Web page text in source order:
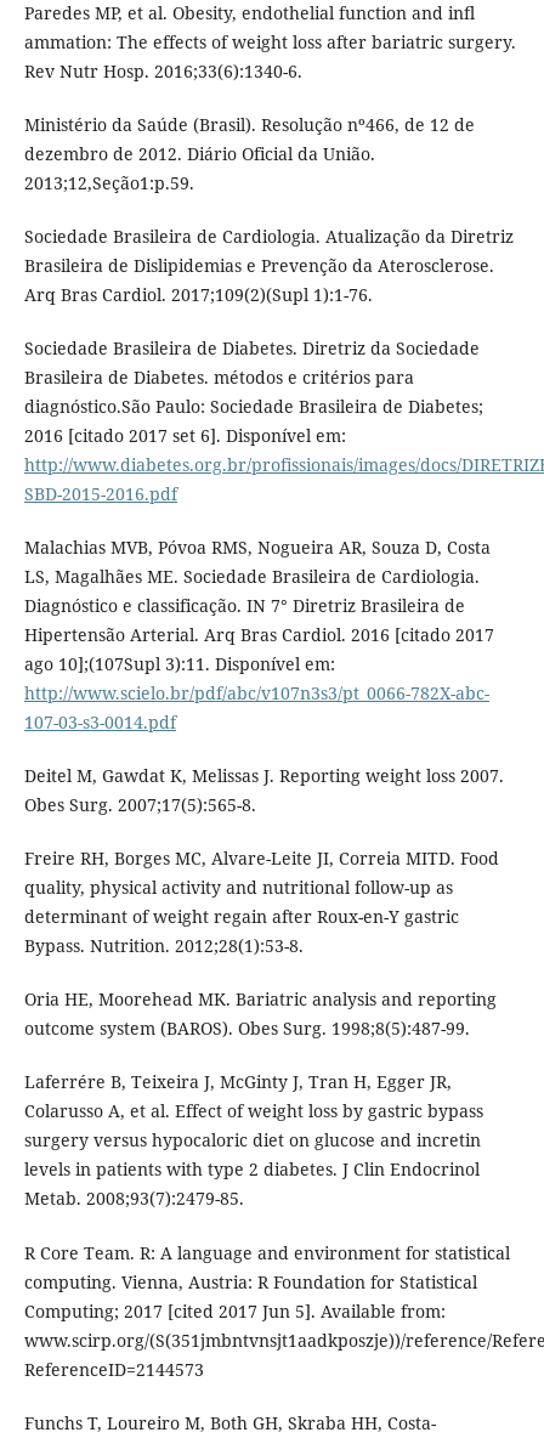
Paredes MP, et al. Obesity, endothelial function and inﬂ
ammation: The effects of weight loss after bariatric surgery.
Rev Nutr Hosp. 2016;33(6):1340-6.
Ministério da Saúde (Brasil). Resolução nº466, de 12 de
dezembro de 2012. Diário Oficial da União.
2013;12,Seção1:p.59.
Sociedade Brasileira de Cardiologia. Atualização da Diretriz
Brasileira de Dislipidemias e Prevenção da Aterosclerose.
Arq Bras Cardiol. 2017;109(2)(Supl 1):1-76.
Sociedade Brasileira de Diabetes. Diretriz da Sociedade
Brasileira de Diabetes. métodos e critérios para
diagnóstico.São Paulo: Sociedade Brasileira de Diabetes;
2016 [citado 2017 set 6]. Disponível em:
http://www.diabetes.org.br/profissionais/images/docs/
SBD-2015-2016.pdf
Malachias MVB, Póvoa RMS, Nogueira AR, Souza D, Costa
LS, Magalhães ME. Sociedade Brasileira de Cardiologia.
Diagnóstico e classificação. IN 7° Diretriz Brasileira de
Hipertensão Arterial. Arq Bras Cardiol. 2016 [citado 2017
ago 10];(107Supl 3):11. Disponível em:
http://www.scielo.br/pdf/abc/v107n3s3/pt_0066-782X-abc-
107-03-s3-0014.pdf
Deitel M, Gawdat K, Melissas J. Reporting weight loss 2007.
Obes Surg. 2007;17(5):565-8.
Freire RH, Borges MC, Alvare-Leite JI, Correia MITD. Food
quality, physical activity and nutritional follow-up as
determinant of weight regain after Roux-en-Y gastric
Bypass. Nutrition. 2012;28(1):53-8.
Oria HE, Moorehead MK. Bariatric analysis and reporting
outcome system (BAROS). Obes Surg. 1998;8(5):487-99.
Laferrére B, Teixeira J, McGinty J, Tran H, Egger JR,
Colarusso A, et al. Effect of weight loss by gastric bypass
surgery versus hypocaloric diet on glucose and incretin
levels in patients with type 2 diabetes. J Clin Endocrinol
Metab. 2008;93(7):2479-85.
R Core Team. R: A language and environment for statistical
computing. Vienna, Austria: R Foundation for Statistical
Computing; 2017 [cited 2017 Jun 5]. Available from:
www.scirp.org/(S(351jmbntvnsjt1aadkposzje))/reference/
ReferenceID=2144573
Funchs T, Loureiro M, Both GH, Skraba HH, Costa-